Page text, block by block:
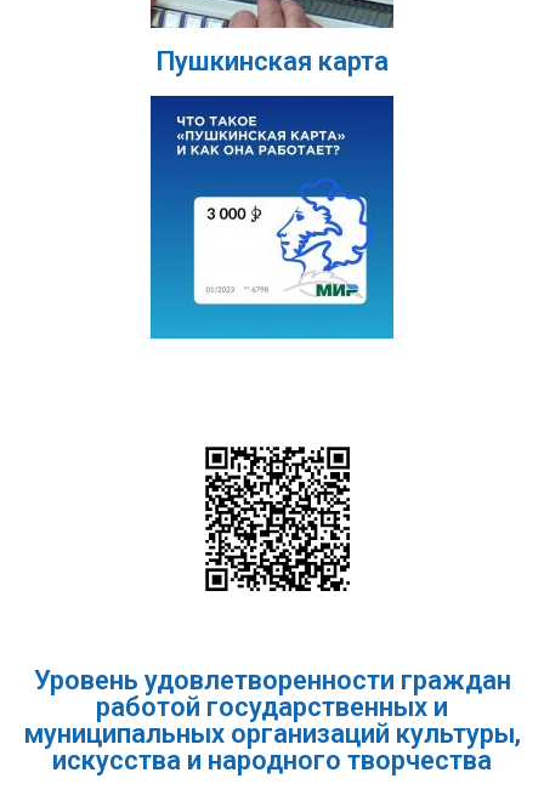
Пушкинская карта
Уровень удовлетворенности граждан
работой государственных и
муниципальных организаций культуры,
искусства и народного творчества